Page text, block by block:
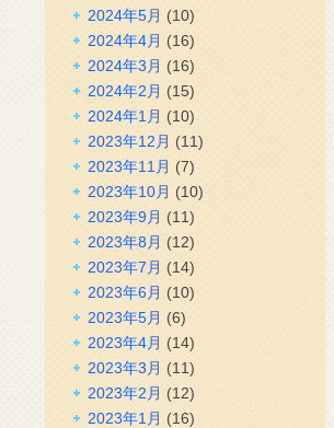
2024年5月 (10)
2024年4月 (16)
2024年3月 (16)
2024年2月 (15)
2024年1月 (10)
2023年12月 (11)
2023年11月 (7)
2023年10月 (10)
2023年9月 (11)
2023年8月 (12)
2023年7月 (14)
2023年6月 (10)
2023年5月 (6)
2023年4月 (14)
2023年3月 (11)
2023年2月 (12)
2023年1月 (16)